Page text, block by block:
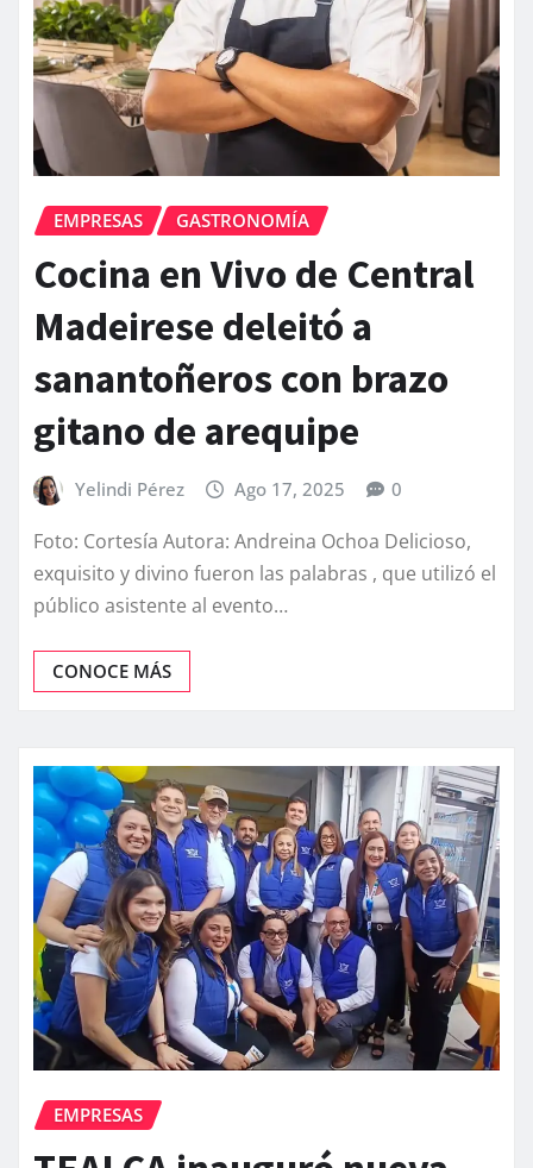
EMPRESAS GASTRONOMÍA
Cocina en Vivo de Central
Madeirese deleitó a
sanantoñeros con brazo
gitano de arequipe
Yelindi Pérez Ago 17, 2025 0
Foto: Cortesía Autora: Andreina Ochoa Delicioso,
exquisito y divino fueron las palabras , que utilizó el
público asistente al evento…
CONOCE MÁS
EMPRESAS